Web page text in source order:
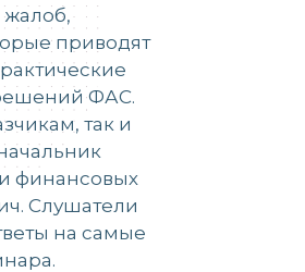
приводят
ФАС.
так и
финансовых
Слушатели
на самые